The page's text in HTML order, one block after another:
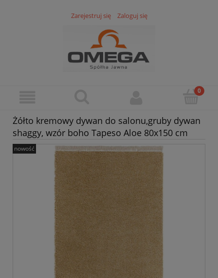
Zarejestruj się Zaloguj się
Żółto kremowy dywan do salonu,gruby dywan
shaggy, wzór boho Tapeso Aloe 80x150 cm
nowość